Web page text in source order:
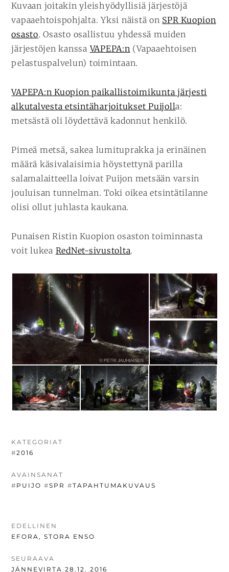
Kuvaan joitakin yleishyödyllisiä järjestöjä
vapaaehtoispohjalta. Yksi näistä on SPR Kuopion
osasto. Osasto osallistuu yhdessä muiden
järjestöjen kanssaVAPEPA:n (Vapaaehtoisen
pelastuspalvelun) toimintaan.
VAPEPA:n Kuopion paikallistoimikunta järjesti
alkutalvesta etsintäharjoitukset Puijolla:
metsästä oli löydettävä kadonnut henkilö.
Pimeä metsä, sakea lumituprakka ja erinäinen
määrä käsivalaisimia höystettynä parilla
salamalaitteella loivat Puijon metsään varsin
jouluisan tunnelman. Toki oikea etsintätilanne
olisi ollut juhlasta kaukana.
Punaisen Ristin Kuopion osaston toiminnasta
voit lukea RedNet-sivustolta.
KATEGORIAT
#2016
AVAINSANAT
# PUIJO #SPR #TAPAHTUMAKUVAUS
ARTIKKELIEN
SELAUS
EDELLINEN
EDELLINEN
EFORA, STORA ENSO
SEURAAVA
SEURAAVA
JÄNNEVIRTA 28.12. 2016